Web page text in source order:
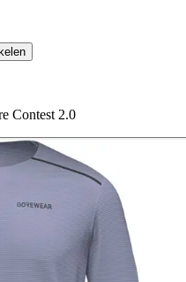
Contest 2.0